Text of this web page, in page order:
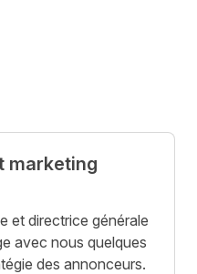
marketing
et directrice générale
avec nous quelques
des annonceurs.